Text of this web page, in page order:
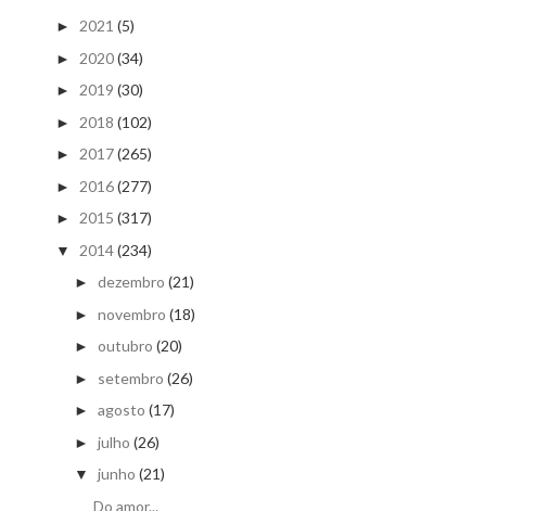
► 2021 (5)
► 2020(34)
► 2019 (30)
► 2018 (102)
► 2017(265)
► 2016(277)
► 2015 (317)
▼ 2014(234)
► dezembro (21)
► novembro (18)
► outubro (20)
► setembro (26)
► agosto (17)
► julho (26)
▼ junho (21)
Do amor...